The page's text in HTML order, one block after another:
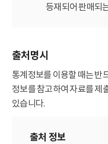
등재되어 판매되
출처명시
통계정보를 이용할 때는 반
정보를 참고하여 자료를 제
있습니다.
출처 정보